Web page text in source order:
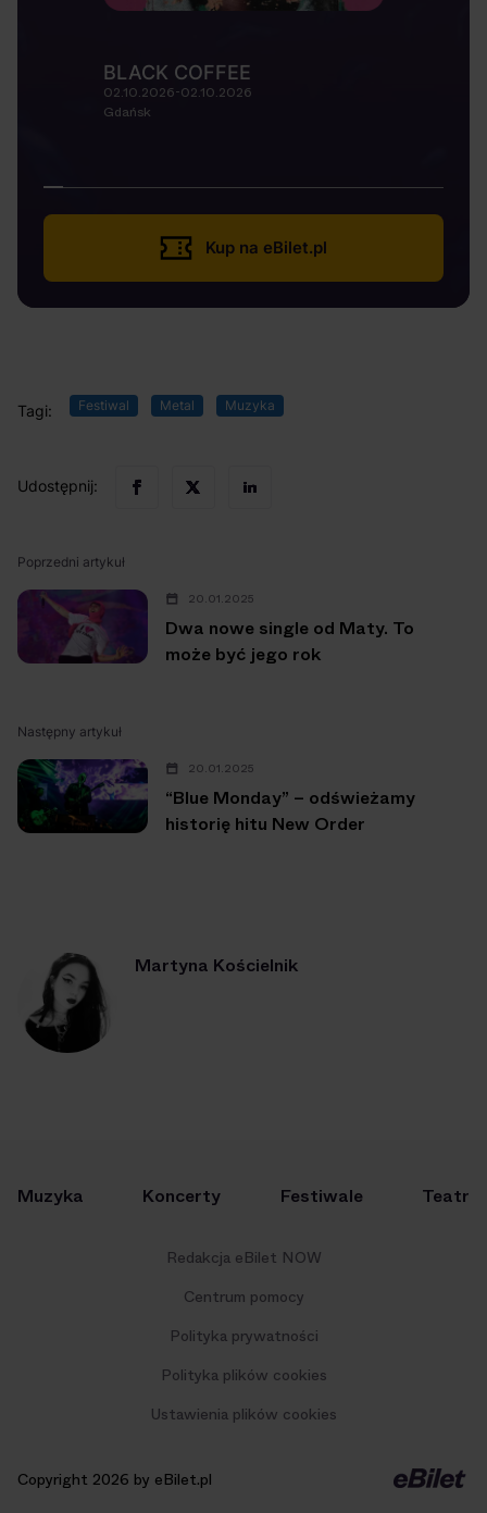
BLACK COFFEE
02.10.2026-02.10.2026
Gdańsk
Kup na eBilet.pl
Tagi: Festiwal Metal Muzyka
Udostępnij:
Poprzedni artykuł
20.01.2025
Dwa nowe single od Maty. To
może być jego rok
Następny artykuł
20.01.2025
“Blue Monday” – odświeżamy
historię hitu New Order
Martyna Kościelnik
Muzyka Koncerty Festiwale Teatr
Redakcja eBilet NOW
Centrum pomocy
Polityka prywatności
Polityka plików cookies
Ustawienia plików cookies
Copyright 2026 by eBilet.pl